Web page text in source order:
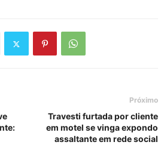
Próximo
Travesti furtada por cliente
em motel se vinga expondo
assaltante em rede social